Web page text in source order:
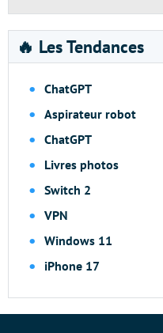
🔥 Les Tendances
ChatGPT
Aspirateur robot
ChatGPT
Livres photos
Switch 2
VPN
Windows 11
iPhone 17